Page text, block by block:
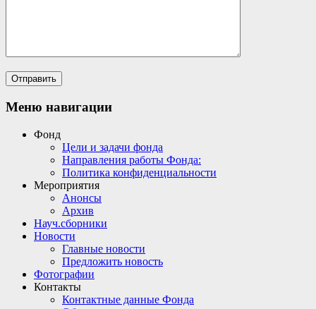
Меню навигации
Фонд
Цели и задачи фонда
Направления работы Фонда:
Политика конфиденциальности
Мероприятия
Анонсы
Архив
Науч.сборники
Новости
Главные новости
Предложить новость
Фотографии
Контакты
Контактные данные Фонда